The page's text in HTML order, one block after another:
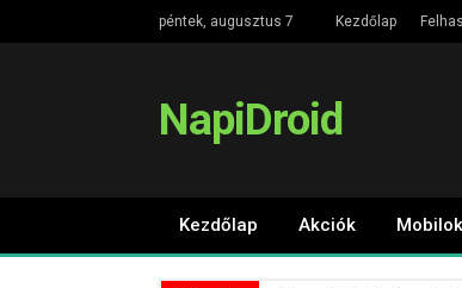
péntek, augusztus 7 Kezdőlap
NapiDroid
Kezdőlap Akciók Mobilok